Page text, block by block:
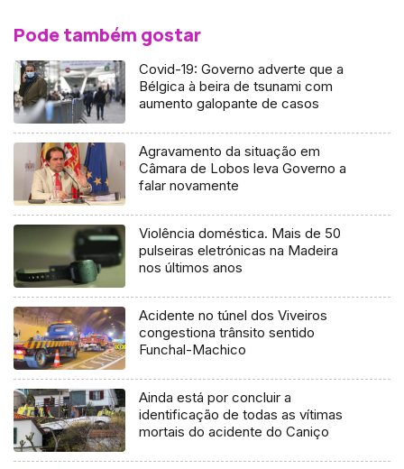
Pode também gostar
Covid-19: Governo adverte que a
Bélgica à beira de tsunami com
aumento galopante de casos
Agravamento da situação em
Câmara de Lobos leva Governo a
falar novamente
Violência doméstica. Mais de 50
pulseiras eletrónicas na Madeira
nos últimos anos
Acidente no túnel dos Viveiros
congestiona trânsito sentido
Funchal-Machico
Ainda está por concluir a
identificação de todas as vítimas
mortais do acidente do Caniço